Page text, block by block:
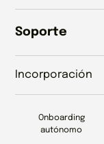
Soporte
Incorporación
Onboarding
autónomo